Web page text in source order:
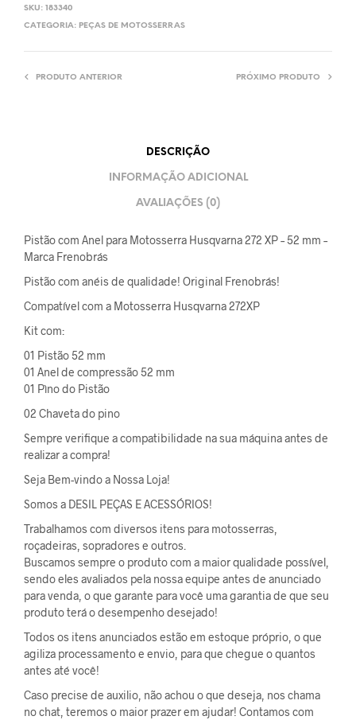
SKU: 183340
CATEGORIA: PEÇAS DE MOTOSSERRAS
PRODUTO ANTERIOR PRÓXIMO PRODUTO
DESCRIÇÃO
INFORMAÇÃO ADICIONAL
AVALIAÇÕES (0)
Pistão com Anel para Motosserra Husqvarna 272 XP – 52 mm –
Marca Frenobrás
Pistão com anéis de qualidade! Original Frenobrás!
Compatível com a Motosserra Husqvarna 272XP
Kit com:
01 Pistão 52 mm
01 Anel de compressão 52 mm
01 Pìno do Pistão
02 Chaveta do pino
Sempre verifique a compatibilidade na sua máquina antes de
realizar a compra!
Seja Bem-vindo a Nossa Loja!
Somos a DESIL PEÇAS E ACESSÓRIOS!
Trabalhamos com diversos itens para motosserras,
roçadeiras, sopradores e outros.
Buscamos sempre o produto com a maior qualidade possível,
sendo eles avaliados pela nossa equipe antes de anunciado
para venda, o que garante para você uma garantia de que seu
produto terá o desempenho desejado!
Todos os itens anunciados estão em estoque próprio, o que
agiliza processamento e envio, para que chegue o quantos
antes até você!
Caso precise de auxilio, não achou o que deseja, nos chama
no chat, teremos o maior prazer em ajudar! Contamos com